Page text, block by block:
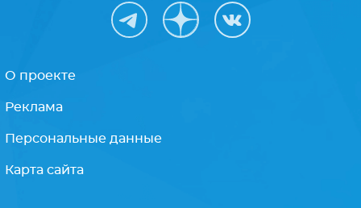
О проекте
Реклама
Персональные данные
Карта сайта